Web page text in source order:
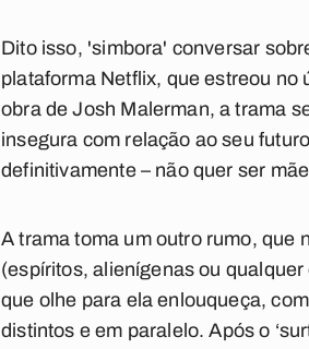
Dito isso, 'simbora' conversar
plataforma Netflix, que estreou no
obra de Josh Malerman, a trama
insegura com relação ao seu
definitivamente – não quer ser
A trama toma um outro rumo, que
(espíritos, alienígenas ou
que olhe para ela enlouqueça,
distintos e em paralelo. Após o